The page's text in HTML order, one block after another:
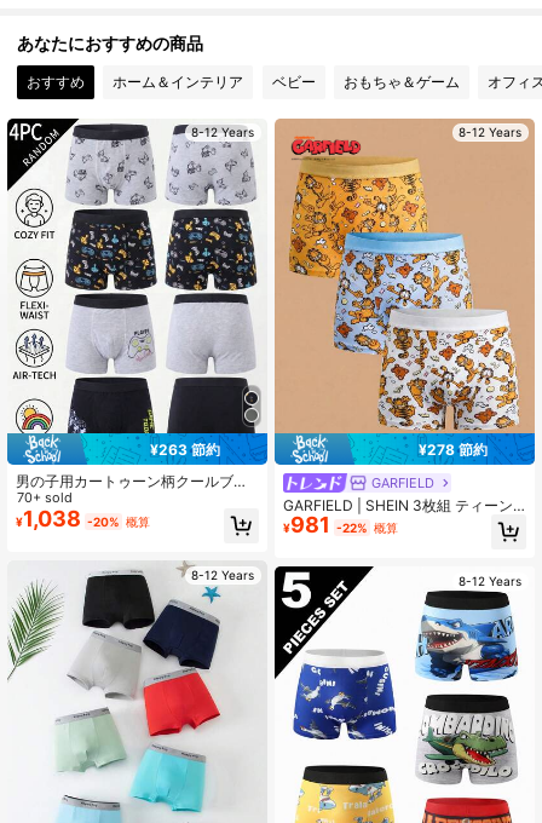
4.85 18K フォロワー
4.85 18K フォロワー
4.85 18K フォロワー
4.85 18K フォロワー
あなたにおすすめの商品
おすすめ ホーム＆インテリア ベビー おもちゃ＆ゲーム オフィ
8-12 Years
¥263 節約
男の子用カートゥーン柄クールブラ
ック&グレーボクサーブリーフ 4枚セ
ット、快適な素材で季節を問わず使
えます
70+ sold
¥1,038 -20% 概算
8-12 Years
8-12 Years
¥278 節約
GARFIELD
GARFIELD | SHEIN 3枚組 ティーン
ボーイ用 かわいい猫プリントボクサ
ーパンツ
¥981 -22% 概算
8-12 Years